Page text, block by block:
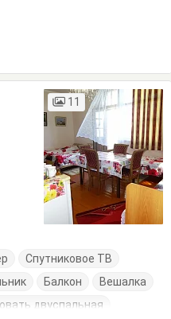
11
Спутниковое ТВ
Балкон
Вешалка
двуспальная